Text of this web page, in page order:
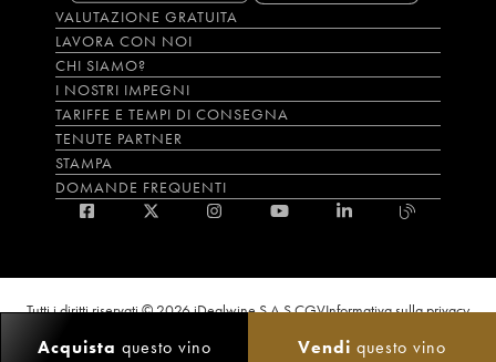
Acquista questo vino Vendi questo vino
VALUTAZIONE GRATUITA
LAVORA CON NOI
CHI SIAMO?
I NOSTRI IMPEGNI
TARIFFE E TEMPI DI CONSEGNA
TENUTE PARTNER
STAMPA
DOMANDE FREQUENTI
Tutti i diritti riservati © 2026 iDealwine S.A.S.CGVInformativa sulla privacy
sito e dei servizi annessi è riservato solo agli utenti maggiorenni.